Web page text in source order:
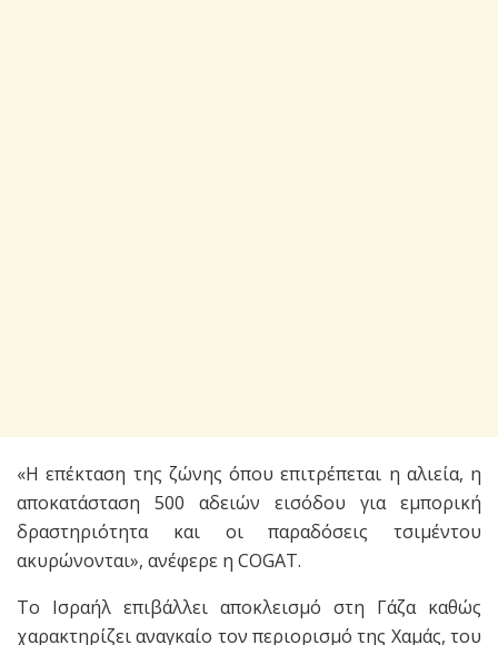
«Η επέκταση της ζώνης όπου επιτρέπεται η αλιεία, η
αποκατάσταση 500 αδειών εισόδου για εμπορική
δραστηριότητα και οι παραδόσεις τσιμέντου
ακυρώνονται», ανέφερε η COGAT.
Το Ισραήλ επιβάλλει αποκλεισμό στη Γάζα καθώς
χαρακτηρίζει αναγκαίο τον περιορισμό της Χαμάς, του